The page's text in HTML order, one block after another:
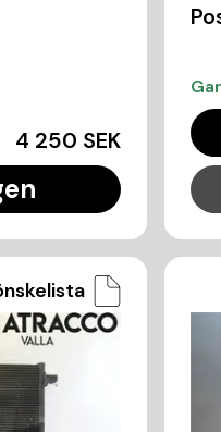
4 250 SEK